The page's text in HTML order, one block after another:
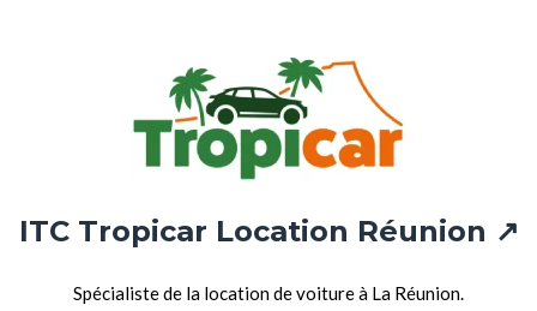
ITC Tropicar Location Réunion ↗
Spécialiste de la location de voiture à La Réunion.